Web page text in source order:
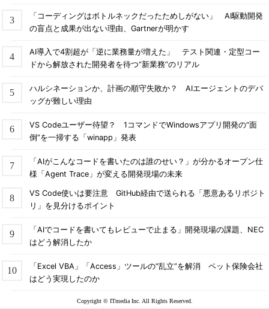
「コーディングはボトルネックだったためしがない」 AI駆動開発
の盲点と成果が出ない理由、Gartnerが明かす
AI導入で4割超が「逆に業務量が増えた」 テスト関連・定型コー
ドから解放された開発者を待つ“新業務”のリアル
ハルシネーションか、計画の順守失敗か？ AIエージェントのデバ
ッグが難しい理由
VS Codeユーザー待望？ 1コマンドでWindowsアプリ開発の“面
倒”を一掃する「winapp」発表
「AIがこんなコードを書いたのは誰のせい？」が分かるオープン仕
様「Agent Trace」が変える開発現場の未来
VS Code使いは要注意 GitHub経由で送られる「悪意あるリポジト
リ」を見分けるポイント
「AIでコードを書いてもレビューで止まる」開発現場の課題、NEC
はどう解消したか
「Excel VBA」「Access」ツールの“乱立”を解消 ペット保険会社
はどう実現したのか
Copyright © ITmedia Inc. All Rights Reserved.